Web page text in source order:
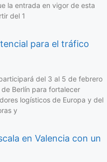
la entrada en vigor de esta
del 1
para el tráfico
del 3 al 5 de febrero
Berlín para fortalecer
logísticos de Europa y del
y
en Valencia con un